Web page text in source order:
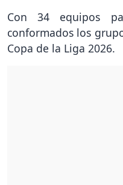
Con 34 equipos
conformados los
Copa de la Liga 2026.